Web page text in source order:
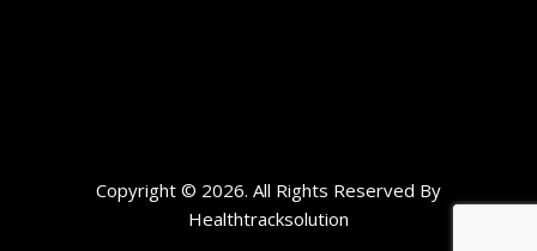
Copyright © 2026. All Rights Reserved By
Healthtracksolution